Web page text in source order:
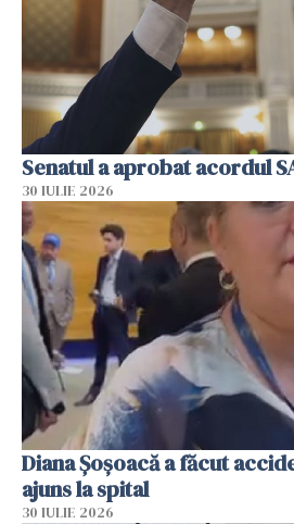
Senatul a aprobat acordul
30 IULIE 2026
Diana Șoșoacă a făcut
ajuns la spital
30 IULIE 2026